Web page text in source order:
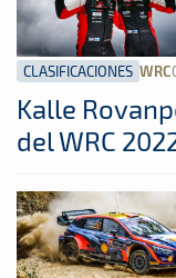
CLASIFICACIONES WRC
Kalle
del WRC